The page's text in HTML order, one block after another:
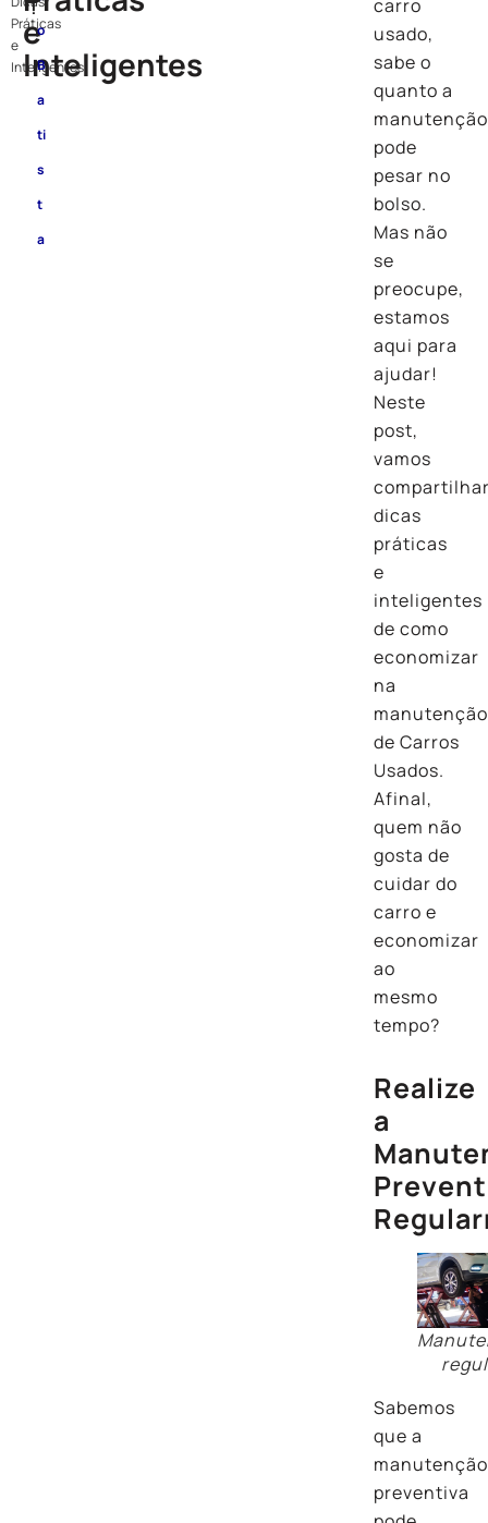
Práticas
e
Inteligentes
e
Inteligentes
!
o
B
a
ti
s
t
a
carro
usado,
sabe o
quanto a
manutenção
pode
pesar no
bolso.
Mas não
se
preocupe,
estamos
aqui para
ajudar!
Neste
post,
vamos
dicas
práticas
e
inteligentes
de como
economizar
na
manutenção
de Carros
Usados.
Afinal,
quem não
gosta de
cuidar do
carro e
economizar
ao
mesmo
tempo?
Realize
a
Sabemos
que a
manutenção
preventiva